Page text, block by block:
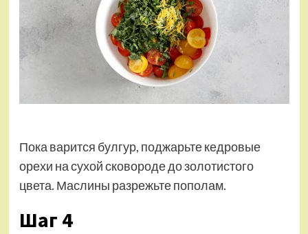
Пока варится булгур, поджарьте кедровые
орехи на сухой сковороде до золотистого
цвета. Маслины разрежьте пополам.
Шаг 4